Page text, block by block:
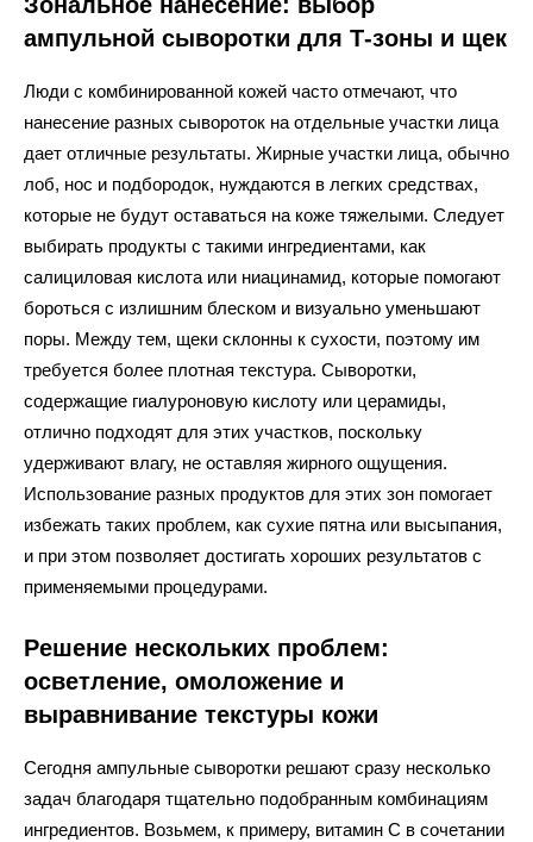
Зональное нанесение: выбор
ампульной сыворотки для Т-зоны и щек
Люди с комбинированной кожей часто отмечают, что
нанесение разных сывороток на отдельные участки лица
дает отличные результаты. Жирные участки лица, обычно
лоб, нос и подбородок, нуждаются в легких средствах,
которые не будут оставаться на коже тяжелыми. Следует
выбирать продукты с такими ингредиентами, как
салициловая кислота или ниацинамид, которые помогают
бороться с излишним блеском и визуально уменьшают
поры. Между тем, щеки склонны к сухости, поэтому им
требуется более плотная текстура. Сыворотки,
содержащие гиалуроновую кислоту или церамиды,
отлично подходят для этих участков, поскольку
удерживают влагу, не оставляя жирного ощущения.
Использование разных продуктов для этих зон помогает
избежать таких проблем, как сухие пятна или высыпания,
и при этом позволяет достигать хороших результатов с
применяемыми процедурами.
Решение нескольких проблем:
осветление, омоложение и
выравнивание текстуры кожи
Сегодня ампульные сыворотки решают сразу несколько
задач благодаря тщательно подобранным комбинациям
ингредиентов. Возьмем, к примеру, витамин C в сочетании